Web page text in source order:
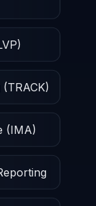
(IMA)